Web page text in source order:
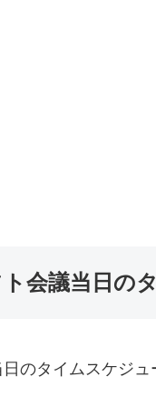
会議当日の
のタイムスケジ